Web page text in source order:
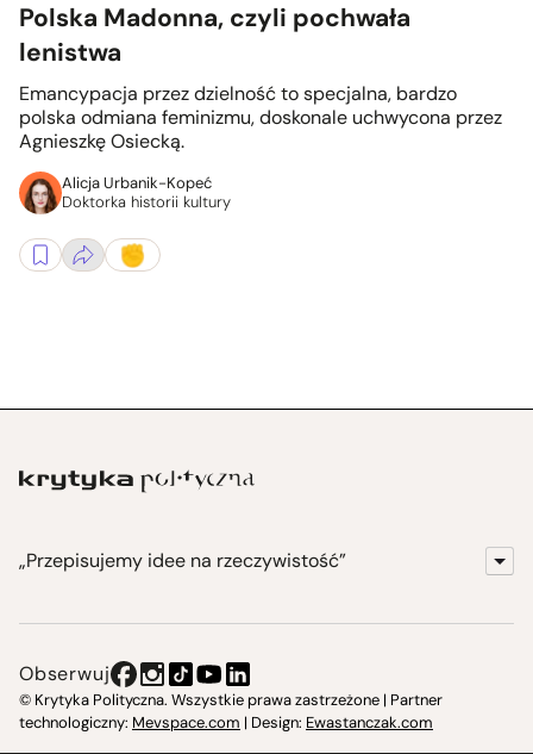
Polska Madonna, czyli pochwała
lenistwa
Emancypacja przez dzielność to specjalna, bardzo
polska odmiana feminizmu, doskonale uchwycona przez
Agnieszkę Osiecką.
Alicja Urbanik-Kopeć
Doktorka historii kultury
„Przepisujemy idee na rzeczywistość”
Instytut Krytyki Politycznej
Obserwuj
© Krytyka Polityczna. Wszystkie prawa zastrzeżone | Partner
technologiczny: Mevspace.com | Design: Ewastanczak.com